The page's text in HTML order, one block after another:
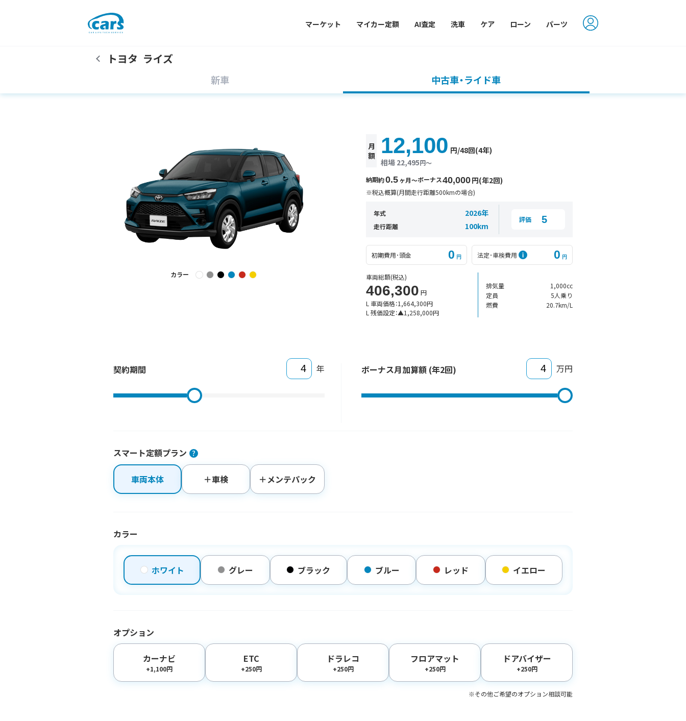
マーケット マイカー定額 AI査定 洗車 ケア ローン パーツ
トヨタ ライズ
新車 中古車・ライド車
カラー
月
額
相場 22,495円〜
12,100 円/48回(4年)
納期約0.5ヶ月〜ボーナス40,000円(年2回)
※税込概算(月間走行距離500kmの場合)
年式 2026年
走行距離 100km
評価 5
初期費用･頭金 0 円 法定･車検費用 0 円
車両総額(税込)
406,300 円
L 車両価格：1,664,300円
L 残価設定：▲1,258,000円
排気量
1,000cc
定員
5人乗り
燃費
20.7km/L
契約期間 年 ボーナス月加算額 (年2回) 万円
スマート定額プラン
車両本体 ＋車検 ＋メンテパック
カラー
ホワイト グレー ブラック ブルー レッド イエロー
オプション
カーナビ
+1,100円
ETC
+250円
ドラレコ
+250円
フロアマット
+250円
ドアバイザー
+250円
※その他ご希望のオプション相談可能